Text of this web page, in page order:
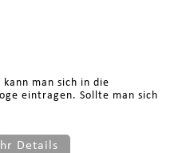
man sich in die
eintragen. Sollte man sich
Details